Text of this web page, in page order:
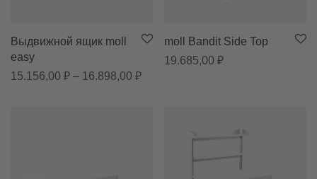
Выдвижной ящик moll
easy
15.156,00 ₽– 16.898,00 ₽Диапазон цен: 15.156,00 ₽ –
moll Bandit Side Top
19.685,00 ₽